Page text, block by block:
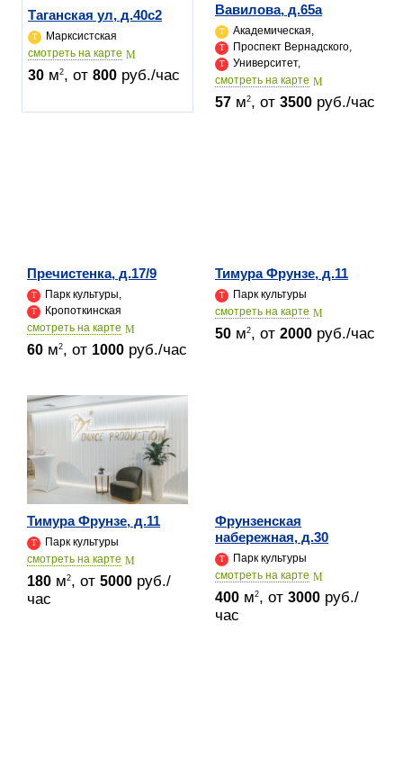
Таганская ул, д.40c2
Марксистская
cмотреть на карте
30 м2, от 800 руб./час
Вавилова, д.65а
Академическая,
Проспект Вернадского,
Университет,
cмотреть на карте
57 м2, от 3500 руб./час
Пречистенка, д.17/9
Парк культуры,
Кропоткинская
cмотреть на карте
60 м2, от 1000 руб./час
Тимура Фрунзе, д.11
Парк культуры
cмотреть на карте
50 м2, от 2000 руб./час
Тимура Фрунзе, д.11
Парк культуры
cмотреть на карте
180 м2, от 5000 руб./
час
Фрунзенская
набережная, д.30
Парк культуры
cмотреть на карте
400 м2, от 3000 руб./
час